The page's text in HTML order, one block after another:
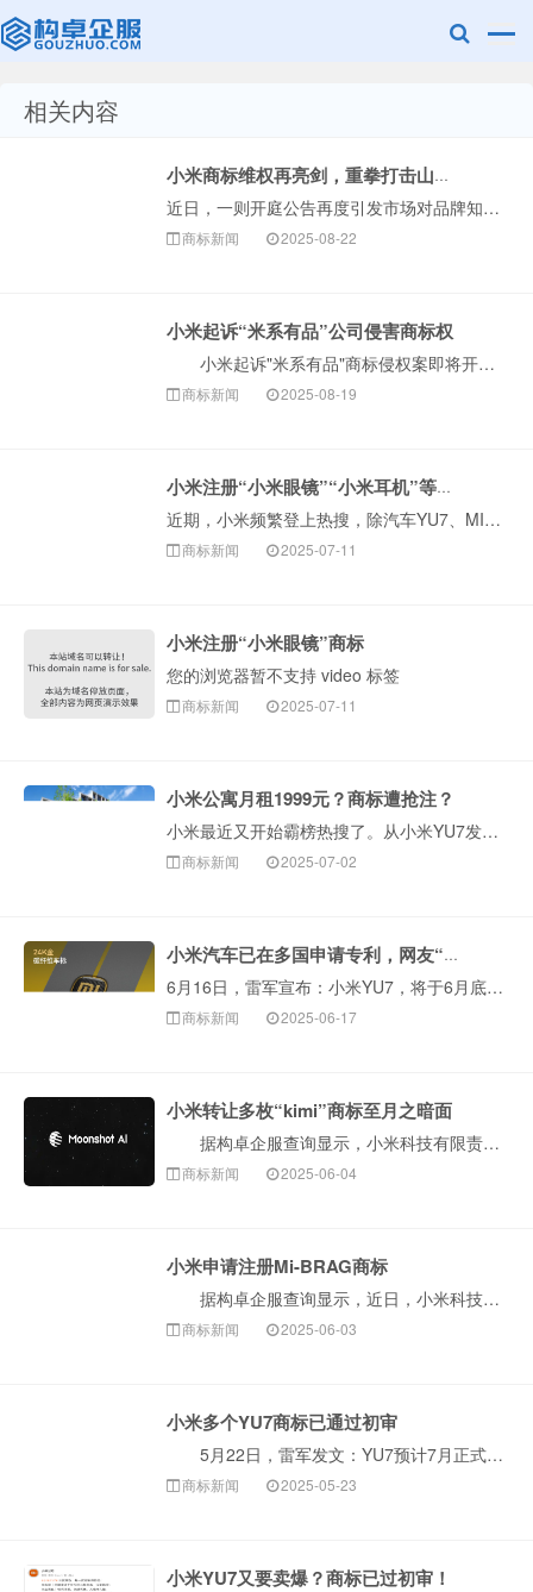
相关内容
小米商标维权再亮剑，重拳打击山寨乱象
近日，一则开庭公告再度引发市场对品牌知识产权保护的关注。据公开信息显示，小米科技有限责任公司与“米系有品（晋江）智能科技有限公司&rdqu···
商标新闻 2025-08-22
小米起诉“米系有品”公司侵害商标权
小米起诉"米系有品"商标侵权案即将开庭，涉案公司业务与小米高度重合。小米已布局"有品"系列商标多年，此前曾获3500万元商标侵权赔偿。 查询显示···
商标新闻 2025-08-19
小米注册“小米眼镜”“小米耳机”等商标
近期，小米频繁登上热搜，除汽车YU7、MIX Flip 2折叠手机这类备受关注的产品外，小米还发布了一些其他穿戴设备，包括小米 AI 智能眼镜、新款O···
商标新闻 2025-07-11
小米注册“小米眼镜”商标
您的浏览器暂不支持 video 标签
商标新闻 2025-07-11
小米公寓月租1999元？商标遭抢注？
小米最近又开始霸榜热搜了。从小米YU7发布仅 18 小时就拿下 24 万台锁单量战绩，到推出均价1999元的青年公寓，刷爆社交媒体平台。近日，小米在北···
商标新闻 2025-07-02
小米汽车已在多国申请专利，网友“不建议出海”
6月16日，雷军宣布：小米YU7，将于6月底发布。小米YU7定位为“豪华高性能SUV”，是小米的第二款新车。目前，小米第一款车···
商标新闻 2025-06-17
小米转让多枚“kimi”商标至月之暗面
据构卓企服查询显示，小米科技有限责任公司近日将多枚“kimi”商标转让至北京月之暗面科技有限公司。 据悉，此次转让商标国际分类包括通讯服务、广告···
商标新闻 2025-06-04
小米申请注册Mi-BRAG商标
据构卓企服查询显示，近日，小米科技有限责任公司申请注册两枚“Mi-BRAG”商标，国际分类为科学仪器、网站服务，当前商标状态均为等待实质审查。 ···
商标新闻 2025-06-03
小米多个YU7商标已通过初审
5月22日，雷军发文：YU7预计7月正式上市，今晚预发布会，不会公布正式价钱，也不会开启小定。 构卓企服查询显示，小米科技有限责任公司已申请注册···
商标新闻 2025-05-23
小米YU7又要卖爆？商标已过初审！